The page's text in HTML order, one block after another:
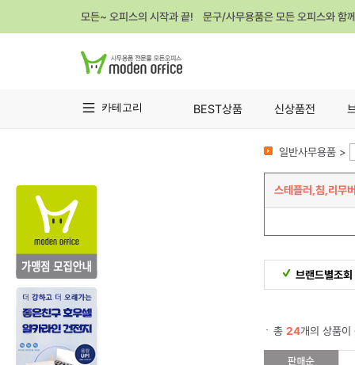
모든~ 오피스의 시작과 끝! 문구/사무용품은 모든 오피스와 함
카테고리 BEST상품 신상품전
일반사무용품 >
스테플러,침,리무
브랜드별조회
총 24개의 상품이